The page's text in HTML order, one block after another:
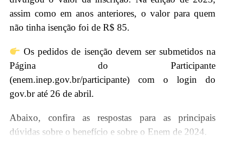
nos critérios socioeconômicos – incluindo renda
familiar per capita que não exceda um salário-mínimo
para bolsas parciais – e esteja cadastrado no login
Único do governo federal que pode ser feito no
portal gov.br.
preciso: informar endereço de e-mail e número de
telefone válidos; preencher dados cadastrais próprios
assim como em anos anteriores, o valor para quem
não tinha isenção foi de R$ 85.
Os pedidos de isenção devem ser submetidos na
Página do Participante
(enem.inep.gov.br/participante) com o login do
gov.br até 26 de abril.
Abaixo, confira as respostas para as principais
dúvidas sobre o benefício e sobre o Enem de 2024.